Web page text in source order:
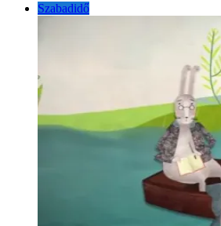
Szabadidő